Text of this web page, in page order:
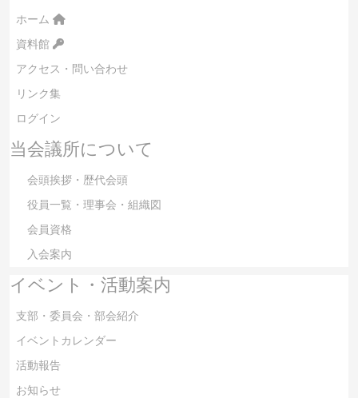
ホーム
資料館
アクセス・問い合わせ
リンク集
ログイン
当会議所について
会頭挨拶・歴代会頭
役員一覧・理事会・組織図
会員資格
入会案内
イベント・活動案内
支部・委員会・部会紹介
イベントカレンダー
活動報告
お知らせ